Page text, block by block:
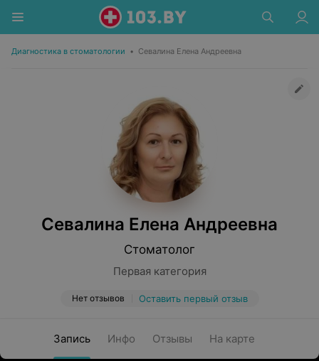
Диагностика в стоматологии • Севалина Елена Андреевна
Севалина Елена Андреевна
Стоматолог
Первая категория
Нет отзывов Оставить первый отзыв
Запись Инфо Отзывы На карте